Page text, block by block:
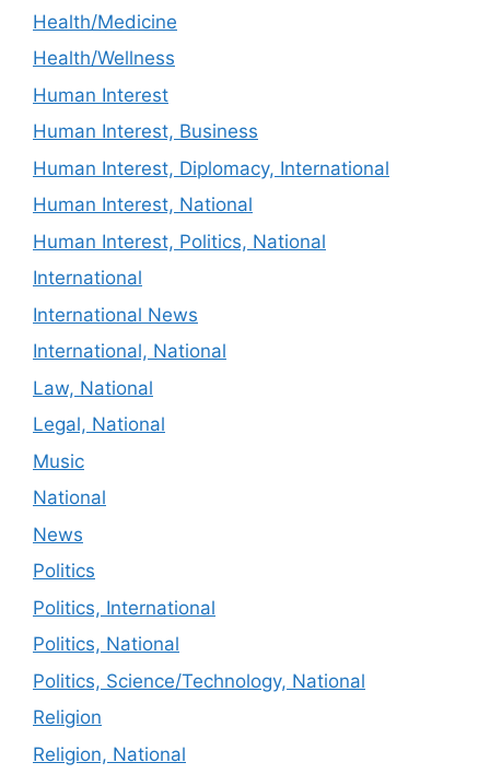
Health/Medicine
Health/Wellness
Human Interest
Human Interest, Business
Human Interest, Diplomacy, International
Human Interest, National
Human Interest, Politics, National
International
International News
International, National
Law, National
Legal, National
Music
National
News
Politics
Politics, International
Politics, National
Politics, Science/Technology, National
Religion
Religion, National